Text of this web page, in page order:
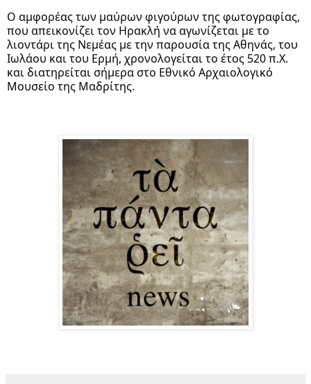
Ο αμφορέας των μαύρων φιγούρων της φωτογραφίας,
που απεικονίζει τον Ηρακλή να αγωνίζεται με το
λιοντάρι της Νεμέας με την παρουσία της Αθηνάς, του
Ιωλάου και του Ερμή, χρονολογείται το έτος 520 π.Χ.
και διατηρείται σήμερα στο Εθνικό Αρχαιολογικό
Μουσείο της Μαδρίτης.